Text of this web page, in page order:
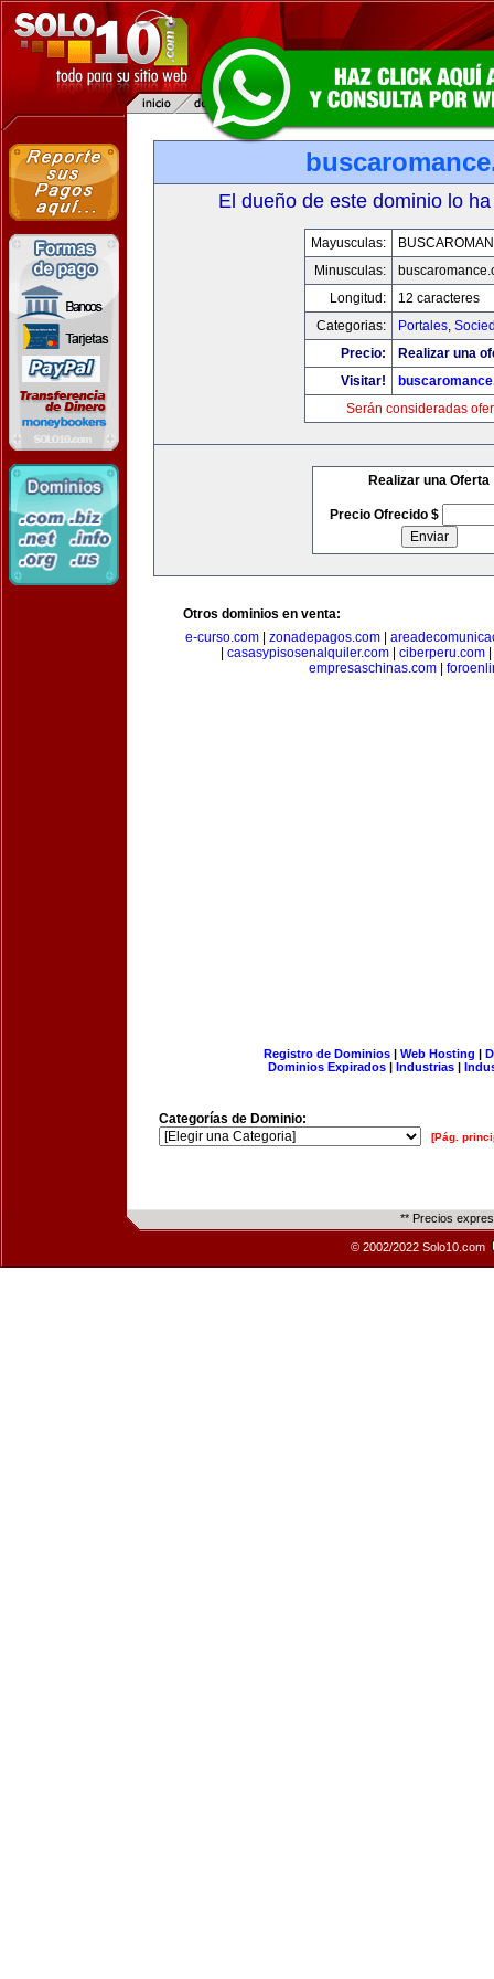
El dueño de este dominio lo
Mayusculas:
Minusculas:
Longitud:
12 caracteres
Categorias:
Portales,
Precio:
Realizar una
Visitar!
Serán consideradas
Realizar una Oferta
Precio Ofrecido $
Otros dominios en venta:
e-curso.com| zonadepagos.com|
casasypisosenalquiler.com ciberperu.com
empresaschinas.com|
Registro de Dominios| Web Hosting |
Dominios Expirados | Industrias |
Categorías de Dominio:
[Pág.
** Precios
© 2002/2022 Solo10.com